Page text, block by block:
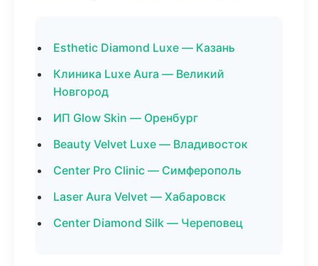
Esthetic Diamond Luxe — Казань
Клиника Luxe Aura — Великий
Новгород
ИП Glow Skin — Оренбург
Beauty Velvet Luxe — Владивосток
Center Pro Clinic — Симферополь
Laser Aura Velvet — Хабаровск
Center Diamond Silk — Череповец